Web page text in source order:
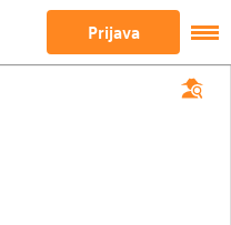
Prijava